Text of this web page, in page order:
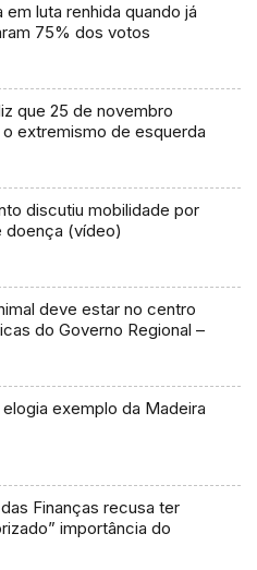
em luta renhida quando já
75% dos votos
que 25 de novembro
extremismo de esquerda
discutiu mobilidade por
doença (vídeo)
deve estar no centro
do Governo Regional –
exemplo da Madeira
Finanças recusa ter
importância do